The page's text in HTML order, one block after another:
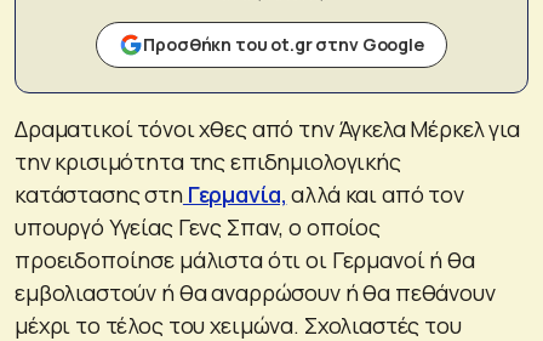
Προσθήκη του ot.gr στην Google
Δραματικοί τόνοι χθες από την Άγκελα Μέρκελ για
την κρισιμότητα της επιδημιολογικής
κατάστασης στηΓερμανία, αλλά και από τον
υπουργό Υγείας Γενς Σπαν, ο οποίος
προειδοποίησε μάλιστα ότι οι Γερμανοί ή θα
εμβολιαστούν ή θα αναρρώσουν ή θα πεθάνουν
μέχρι το τέλος του χειμώνα. Σχολιαστές του